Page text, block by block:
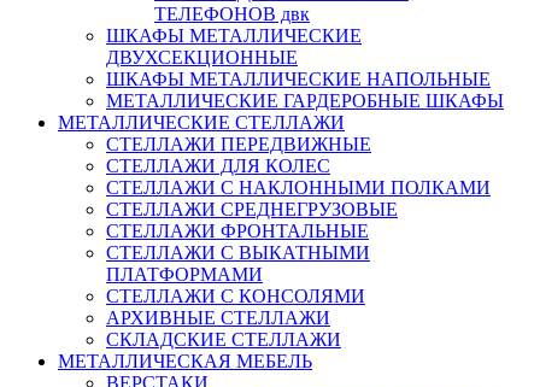
ТЕЛЕФОНОВ двк
ШКАФЫ МЕТАЛЛИЧЕСКИЕ
ДВУХСЕКЦИОННЫЕ
ШКАФЫ МЕТАЛЛИЧЕСКИЕ НАПОЛЬНЫЕ
МЕТАЛЛИЧЕСКИЕ ГАРДЕРОБНЫЕ ШКАФЫ
МЕТАЛЛИЧЕСКИЕ СТЕЛЛАЖИ
СТЕЛЛАЖИ ПЕРЕДВИЖНЫЕ
СТЕЛЛАЖИ ДЛЯ КОЛЕС
СТЕЛЛАЖИ С НАКЛОННЫМИ ПОЛКАМИ
СТЕЛЛАЖИ СРЕДНЕГРУЗОВЫЕ
СТЕЛЛАЖИ ФРОНТАЛЬНЫЕ
СТЕЛЛАЖИ С ВЫКАТНЫМИ
ПЛАТФОРМАМИ
СТЕЛЛАЖИ С КОНСОЛЯМИ
АРХИВНЫЕ СТЕЛЛАЖИ
СКЛАДСКИЕ СТЕЛЛАЖИ
МЕТАЛЛИЧЕСКАЯ МЕБЕЛЬ
ВЕРСТАКИ